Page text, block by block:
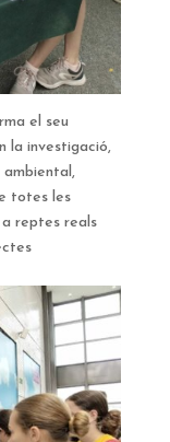
el seu
la investigació,
totes les
reptes reals